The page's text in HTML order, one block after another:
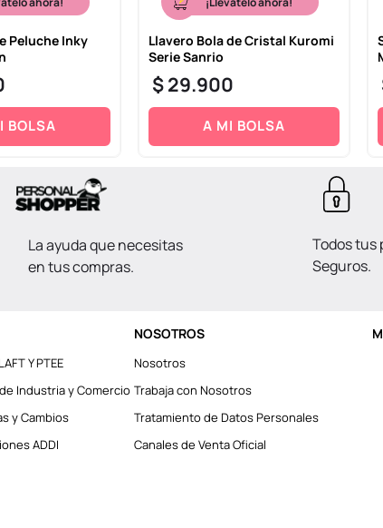
Peluche Inky
BOLSA
Llavero Bola de Cristal Kuromi
Serie Sanrio
$29.900
A MI BOLSA
La ayuda que necesitas
en tus compras.
Todos tus
Seguros.
Y PTEE
Industria y Comercio
y Cambios
ADDI
NOSOTROS
Nosotros
Trabaja con Nosotros
Tratamiento de Datos Personales
Canales de Venta Oficial